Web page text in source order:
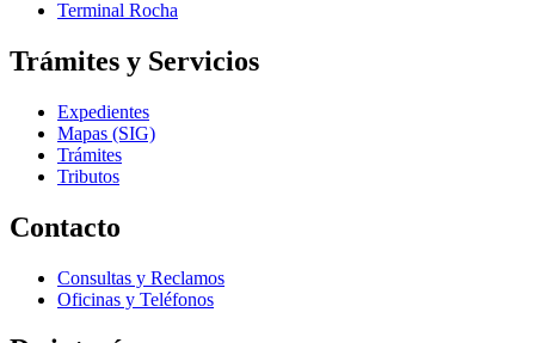
Terminal Rocha
Trámites y Servicios
Expedientes
Mapas (SIG)
Trámites
Tributos
Contacto
Consultas y Reclamos
Oficinas y Teléfonos